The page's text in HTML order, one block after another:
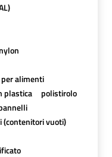
nylon
alimenti
plastica
polistirolo
(contenitori vuoti)